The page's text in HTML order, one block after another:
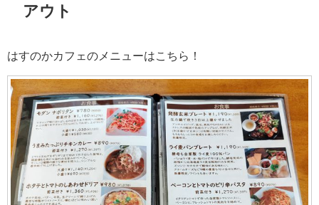
アウト
はすのかカフェのメニューはこちら！